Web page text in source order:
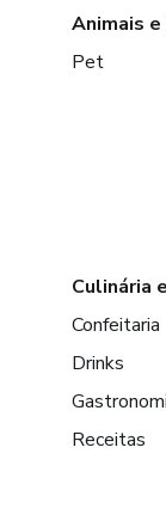
Animais
Pet
Culinária
Confeitaria
Drinks
Receitas